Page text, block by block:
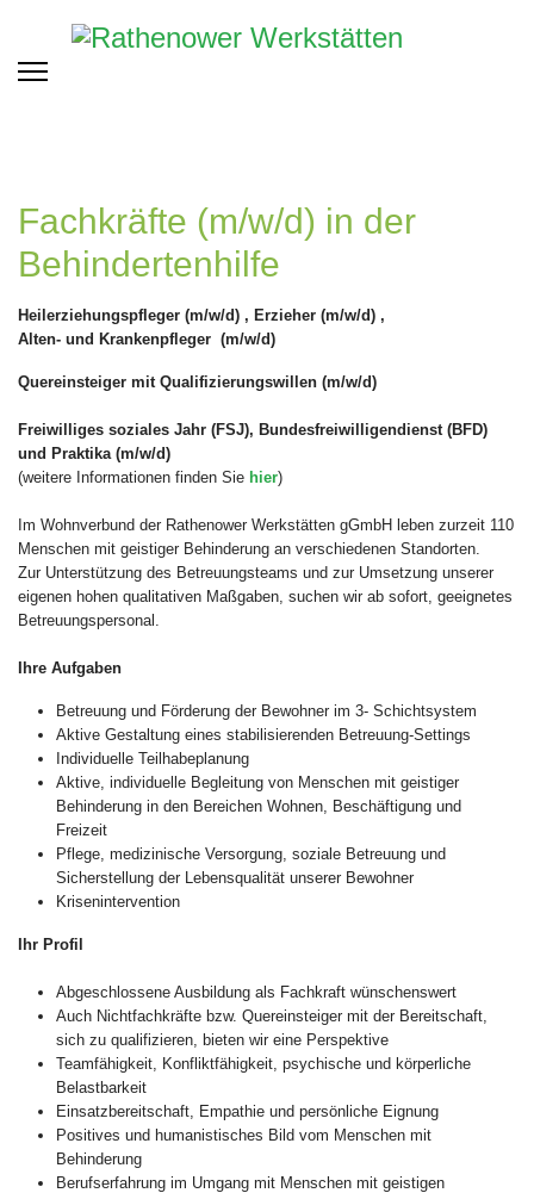
Fachkräfte (m/w/d) in der
Behindertenhilfe
Heilerziehungspfleger (m/w/d) , Erzieher (m/w/d) ,
Alten- und Krankenpfleger (m/w/d)
Quereinsteiger mit Qualifizierungswillen (m/w/d)
Freiwilliges soziales Jahr (FSJ), Bundesfreiwilligendienst (BFD)
und Praktika(m/w/d)
(weitere Informationen finden Sie hier)
Im Wohnverbund der Rathenower Werkstätten gGmbH leben zurzeit 110
Menschen mit geistiger Behinderung an verschiedenen Standorten.
Zur Unterstützung des Betreuungsteams und zur Umsetzung unserer
eigenen hohen qualitativen Maßgaben, suchen wir ab sofort, geeignetes
Betreuungspersonal.
Ihre Aufgaben
Betreuung und Förderung der Bewohner im 3- Schichtsystem
Aktive Gestaltung eines stabilisierenden Betreuung-Settings
Individuelle Teilhabeplanung
Aktive, individuelle Begleitung von Menschen mit geistiger
Behinderung in den Bereichen Wohnen, Beschäftigung und
Freizeit
Pflege, medizinische Versorgung, soziale Betreuung und
Sicherstellung der Lebensqualität unserer Bewohner
Krisenintervention
Ihr Profil
Abgeschlossene Ausbildung als Fachkraft wünschenswert
Auch Nichtfachkräfte bzw. Quereinsteiger mit der Bereitschaft,
sich zu qualifizieren, bieten wir eine Perspektive
Teamfähigkeit, Konfliktfähigkeit, psychische und körperliche
Belastbarkeit
Einsatzbereitschaft, Empathie und persönliche Eignung
Positives und humanistisches Bild vom Menschen mit
Behinderung
Berufserfahrung im Umgang mit Menschen mit geistigen